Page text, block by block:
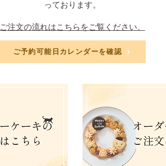
っております。
​ご注文の流れはこちらをご覧ください。
ご予約可能日カレンダーを確認